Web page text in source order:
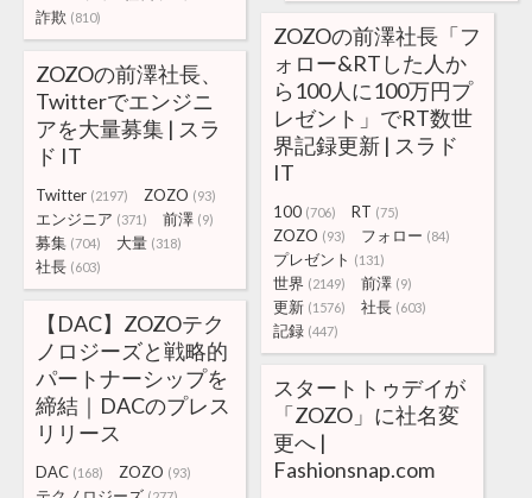
詐欺 (810)
ZOZOの前澤社長「フ
ォロー&RTした人か
ら100人に100万円プ
レゼント」でRT数世
界記録更新 | スラド
IT
100 (706) RT (75)
ZOZO (93) フォロー (84)
プレゼント (131)
世界 (2149) 前澤 (9)
更新 (1576) 社長 (603)
記録 (447)
ZOZOの前澤社長、
Twitterでエンジニ
アを大量募集 | スラ
ド IT
Twitter (2197) ZOZO (93)
エンジニア (371) 前澤 (9)
募集 (704) 大量 (318)
社長 (603)
【DAC】ZOZOテク
ノロジーズと戦略的
パートナーシップを
締結｜DACのプレス
リリース
DAC (168) ZOZO (93)
スタートトゥデイが
「ZOZO」に社名変
更へ |
Fashionsnap.com